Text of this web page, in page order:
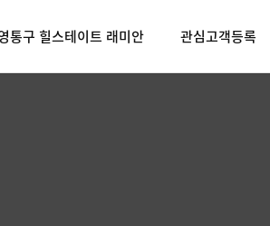
통구 힐스테이트 래미안 관심고객등록